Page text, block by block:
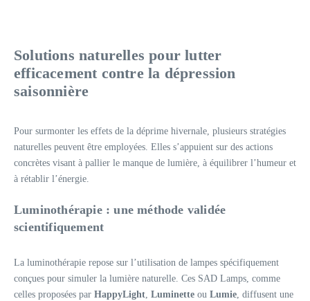
Solutions naturelles pour lutter
efficacement contre la dépression
saisonnière
Pour surmonter les effets de la déprime hivernale, plusieurs stratégies
naturelles peuvent être employées. Elles s’appuient sur des actions
concrètes visant à pallier le manque de lumière, à équilibrer l’humeur et
à rétablir l’énergie.
Luminothérapie : une méthode validée
scientifiquement
La luminothérapie repose sur l’utilisation de lampes spécifiquement
conçues pour simuler la lumière naturelle. Ces SAD Lamps, comme
celles proposées par HappyLight Luminette ou Lumie , diffusent une